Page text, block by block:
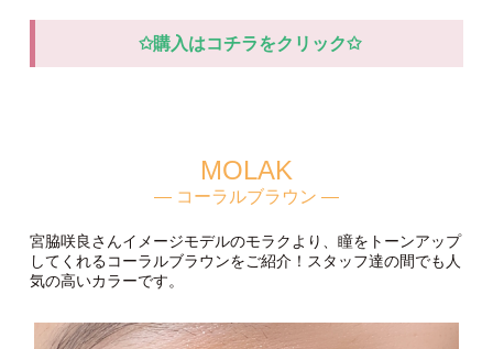
DIA:14.5mmとなります。よりデカ目にしたい！って方はマン
スリータイプがオススメ！
✩購入はコチラをクリック✩
— コーラルブラウン —